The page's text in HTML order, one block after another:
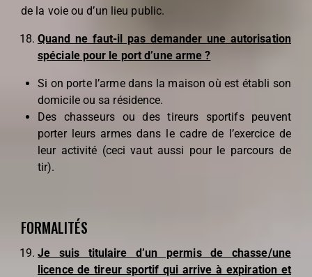
de la voie ou d’un lieu public.
Quand ne faut-il pas demander une autorisation
spéciale pour le port d’une arme ?
Si on porte l’arme dans la maison où est établi son
domicile ou sa résidence.
Des chasseurs ou des tireurs sportifs peuvent
porter leurs armes dans le cadre de l’exercice de
leur activité (ceci vaut aussi pour le parcours de
tir).
FORMALITÉS
Je suis titulaire d’un permis de chasse/une
licence de tireur sportif qui arrive à expiration et